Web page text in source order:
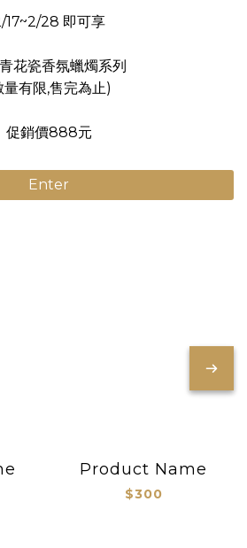
17~2/28 即可享
花瓷香氛蠟燭系列
量有限,售完為止)
促銷價888元
Enter
Product Name
$300